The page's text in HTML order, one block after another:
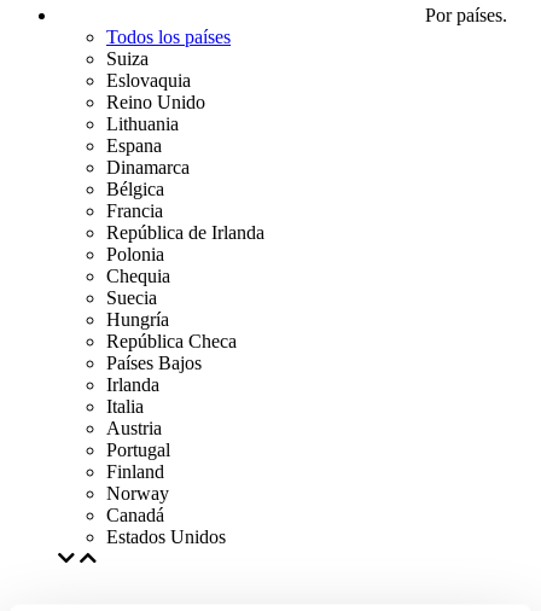
Por países.
Todos los países
Suiza
Eslovaquia
Reino Unido
Lithuania
Espana
Dinamarca
Bélgica
Francia
República de Irlanda
Polonia
Chequia
Suecia
Hungría
República Checa
Países Bajos
Irlanda
Italia
Austria
Portugal
Finland
Norway
Canadá
Estados Unidos